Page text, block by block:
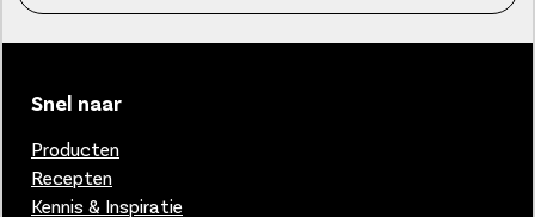
Snel naar
Producten
Recepten
Kennis & Inspiratie